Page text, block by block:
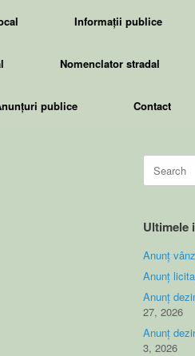
Informații publice
Nomenclator stradal
publice Contact
Search
for:
Ultimele
Anunț
Anunț
Anunț
27, 2026
Anunț
3, 2026